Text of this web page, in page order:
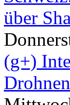
über
(g+)